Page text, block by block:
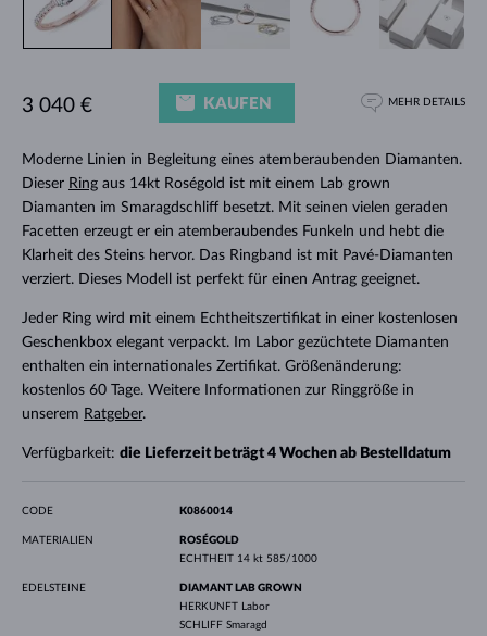
Moderne Linien in Begleitung eines atemberaubenden Diamanten.
Dieser Ringaus 14kt Roségold ist mit einem Lab grown
Diamanten im Smaragdschliff besetzt. Mit seinen vielen geraden
Facetten erzeugt er ein atemberaubendes Funkeln und hebt die
Klarheit des Steins hervor. Das Ringband ist mit Pavé-Diamanten
verziert. Dieses Modell ist perfekt für einen Antrag geeignet.
Jeder Ring wird mit einem Echtheitszertifikat in einer kostenlosen
Geschenkbox elegant verpackt. Im Labor gezüchtete Diamanten
enthalten ein internationales Zertifikat. Größenänderung:
kostenlos 60 Tage. Weitere Informationen zur Ringgröße in
unserem Ratgeber.
Verfügbarkeit: die Lieferzeit beträgt 4 Wochen ab Bestelldatum
3 040 € KAUFEN MEHR DETAILS
CODE K0860014
MATERIALIEN
ROSÉGOLD
ECHTHEIT 14 kt 585/1000
EDELSTEINE
DIAMANT LAB GROWN
HERKUNFT
Labor
SCHLIFF Smaragd